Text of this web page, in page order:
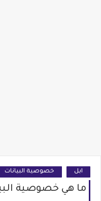
ابل خصوصية البيانات
ما هي خصوصية